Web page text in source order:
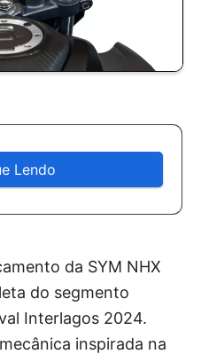
Lendo
da SYM NHX
do segmento
Interlagos 2024.
inspirada na